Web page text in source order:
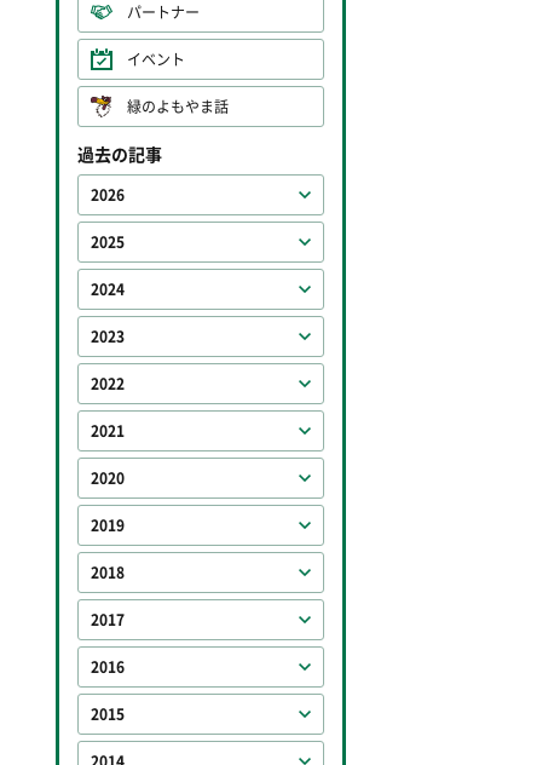
パートナー
イベント
緑のよもやま話
過去の記事
2026
2025
2024
2023
2022
2021
2020
2019
2018
2017
2016
2015